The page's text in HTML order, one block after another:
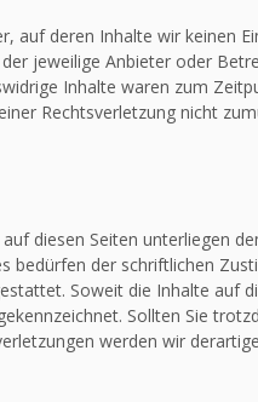
auf deren Inhalte wir keinen
jeweilige Anbieter oder
Inhalte waren zum
Rechtsverletzung nicht
diesen Seiten unterliegen
bedürfen der schriftlichen
Soweit die Inhalte
Sollten Sie
werden wir